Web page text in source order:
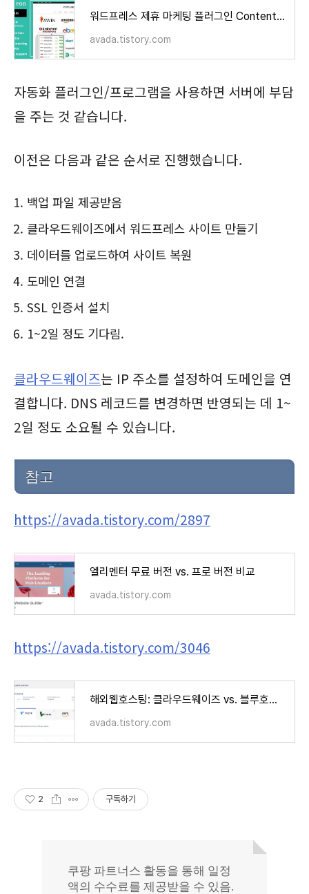
워드프레스 제휴 마케팅 플러그인 Content Egg
avada.tistory.com
자동화 플러그인/프로그램을 사용하면 서버에 부담
을 주는 것 같습니다.
이전은 다음과 같은 순서로 진행했습니다.
백업 파일 제공받음
클라우드웨이즈에서 워드프레스 사이트 만들기
데이터를 업로드하여 사이트 복원
도메인 연결
SSL 인증서 설치
1~2일 정도 기다림.
클라우드웨이즈는 IP 주소를 설정하여 도메인을 연
결합니다. DNS 레코드를 변경하면 반영되는 데 1~
2일 정도 소요될 수 있습니다.
참고
https://avada.tistory.com/2897
엘리멘터 무료 버전 vs. 프로 버전 비교
avada.tistory.com
https://avada.tistory.com/3046
해외웹호스팅: 클라우드웨이즈 vs. 블루호스트 vs. 카페24 비교 (Cloudways vs. Bluehost vs. Cafe24)
avada.tistory.com
2 구독하기